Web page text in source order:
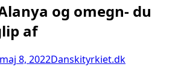
og omegn- du
af
maj 8, 2022Danskityrkiet.dk